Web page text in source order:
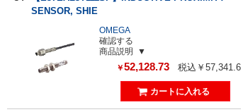
SENSOR, SHIE
OMEGA
確認する
商品説明
￥52,128.73 税込￥57,341.6